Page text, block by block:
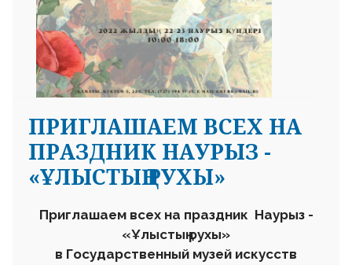
ПРИГЛАШАЕМ ВСЕХ НА
ПРАЗДНИК НАУРЫЗ -
«ҰЛЫСТЫҢ РУХЫ»
Приглашаем всех на праздник Наурыз-
«Ұлыстың рухы»
в Государственный музей искусств